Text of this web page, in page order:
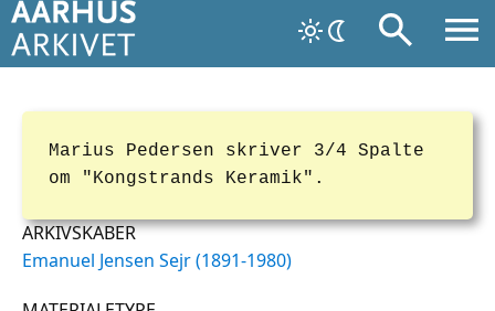
Marius Pedersen skriver 3/4 Spalte
om "Kongstrands Keramik".
ARKIVSKABER
Emanuel Jensen Sejr (1891-1980)